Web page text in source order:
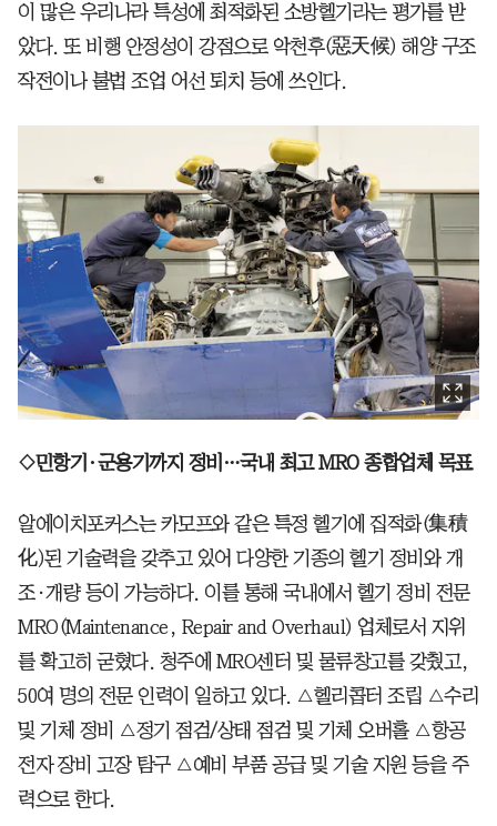
이 많은 우리나라 특성에 최적화된 소방헬기라는 평가를 받
았다. 또 비행 안정성이 강점으로 악천후(惡天候) 해양 구조
작전이나 불법 조업 어선 퇴치 등에 쓰인다.
◇민항기·군용기까지 정비…국내 최고 MRO 종합업체 목표
알에이치포커스는 카모프와 같은 특정 헬기에 집적화(集積
化)된 기술력을 갖추고 있어 다양한 기종의 헬기 정비와 개
조·개량 등이 가능하다. 이를 통해 국내에서 헬기 정비 전문
MRO(Maintenance, Repair and Overhaul) 업체로서 지위
를 확고히 굳혔다. 청주에 MRO센터 및 물류창고를 갖췄고,
50여 명의 전문 인력이 일하고 있다. △헬리콥터 조립 △수리
및 기체 정비 △정기 점검/상태 점검 및 기체 오버홀 △항공
전자 장비 고장 탐구 △예비 부품 공급 및 기술 지원 등을 주
력으로 한다.